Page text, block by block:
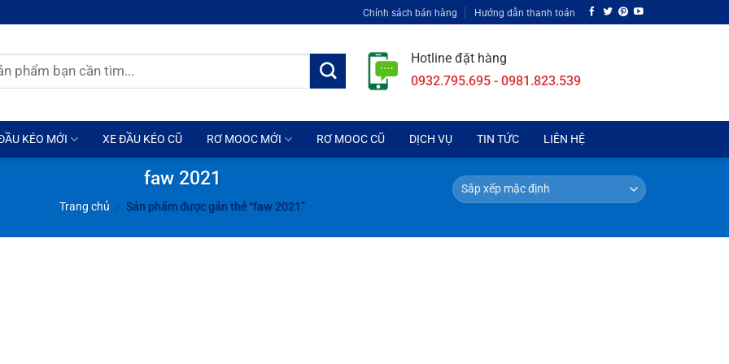
Chính sách bán hàng Hướng dẫn thanh toán
Hotline đặt hàng
0932.795.695 - 0981.823.539
KÉO MỚI XE ĐẦU KÉO CŨ RƠ MOOC MỚI RƠ MOOC CŨ DỊCH VỤ TIN TỨC LIÊN HỆ
faw 2021
Trang chủ / Sản phẩm được gắn thẻ “faw 2021”